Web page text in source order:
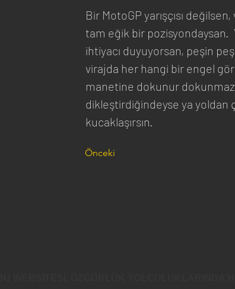
Bir MotoGP yarışçısı
tam eğik bir pozisyondaysan.
ihtiyacı duyuyorsan, peşin
virajda her hangi bir engel
manetine dokunur
dikleştirdiğindeyse ya yoldan
kucaklaşırsın.
Önceki